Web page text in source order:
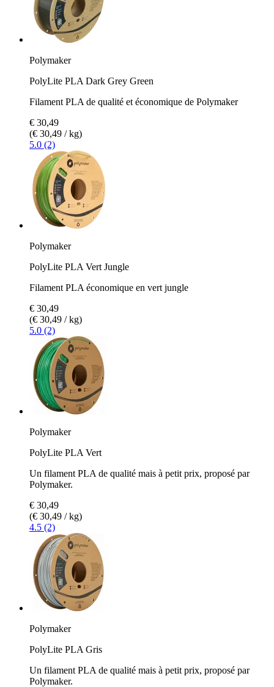
Polymaker
PolyLite PLA Dark Grey Green
Filament PLA de qualité et économique de Polymaker
€ 30,49
(€ 30,49 / kg)
5.0 (2)
Polymaker
PolyLite PLA Vert Jungle
Filament PLA économique en vert jungle
€ 30,49
(€ 30,49 / kg)
5.0 (2)
Polymaker
PolyLite PLA Vert
Un filament PLA de qualité mais à petit prix, proposé par
Polymaker.
€ 30,49
(€ 30,49 / kg)
4.5 (2)
Polymaker
PolyLite PLA Gris
Un filament PLA de qualité mais à petit prix, proposé par
Polymaker.